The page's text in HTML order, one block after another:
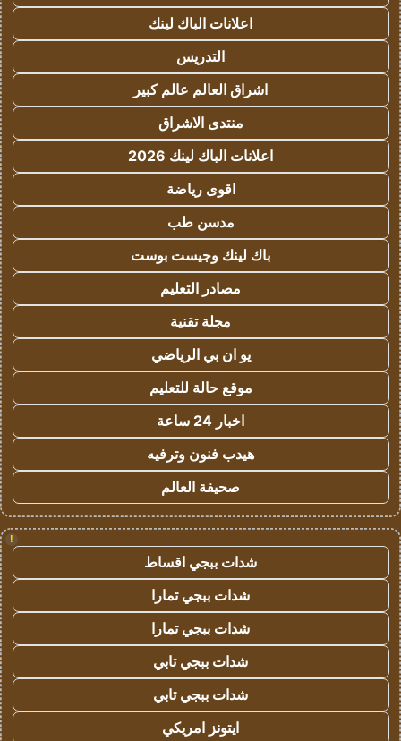
اعلانات الباك لينك
التدريس
اشراق العالم عالم كبير
منتدى الاشراق
اعلانات الباك لينك 2026
اقوى رياضة
مدسن طب
باك لينك وجيست بوست
مصادر التعليم
مجلة تقنية
يو ان بي الرياضي
موقع حالة للتعليم
اخبار 24 ساعة
هيدب فنون وترفيه
صحيفة العالم
!
شدات ببجي اقساط
شدات ببجي تمارا
شدات ببجي تمارا
شدات ببجي تابي
شدات ببجي تابي
ايتونز امريكي